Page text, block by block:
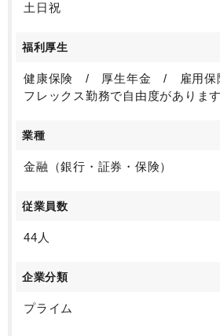
土日祝
福利厚生
健康保険 / 厚生年金 / 雇用
フレックス勤務で自由度があります
業種
金融（銀行・証券・保険）
従業員数
44人
企業分類
プライム